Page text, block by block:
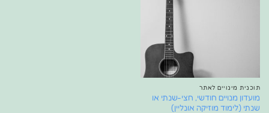
תוכנית מינויים לאתר
מועדון מנויים חודשי, חצי-שנתי או
שנתי (לימוד מוזיקה אונליין)